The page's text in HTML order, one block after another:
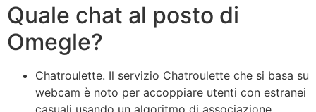
Quale chat al posto di
Omegle?
Chatroulette. Il servizio Chatroulette che si basa su
webcam è noto per accoppiare utenti con estranei
casuali usando un algoritmo di associazione